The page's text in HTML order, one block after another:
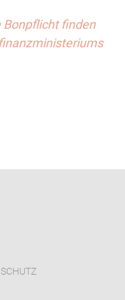
Bonpflicht finden